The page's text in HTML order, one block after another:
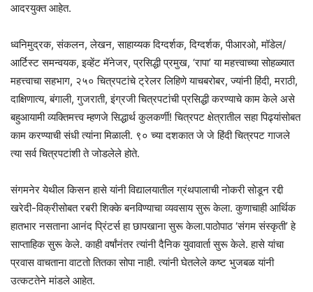
आदरयुक्त आहेत.
ध्वनिमुद्रक, संकलन, लेखन, साहाय्यक दिग्दर्शक, दिग्दर्शक, पीआरओ, मॉडेल/
आर्टिस्ट समन्वयक, इव्हेंट मॅनेजर, प्रसिद्धी प्रमुख, ‘रापा’ या महत्त्वाच्या सोहळ्यात
महत्त्वाचा सहभाग, २५० चित्रपटांचे ट्रेलर लिहिणे याचबरोबर, ज्यांनी हिंदी, मराठी,
दाक्षिणात्य, बंगाली, गुजराती, इंग्रजी चित्रपटांची प्रसिद्धी करण्याचे काम केले असे
बहुआयामी व्यक्तिमत्त्व म्हणजे सिद्धार्थ कुलकर्णी! चित्रपट क्षेत्रातील सहा पिढ्यांसोबत
काम करण्याची संधी त्यांना मिळाली. ९० च्या दशकात जे जे हिंदी चित्रपट गाजले
त्या सर्व चित्रपटांशी ते जोडलेले होते.
संगमनेर येथील किसन हासे यांनी विद्यालयातील ग्रंथपालाची नोकरी सोडून रद्दी
खरेदी-विक्रीसोबत रबरी शिक्के बनविण्याचा व्यवसाय सुरू केला. कुणाचाही आर्थिक
हातभार नसताना आनंद प्रिंटर्स हा छापखाना सुरू केला.पाठोपाठ ‘संगम संस्कृती’ हे
साप्ताहिक सुरू केले. काही वर्षांनंतर त्यांनी दैनिक युवावार्ता सुरू केले. हासे यांचा
प्रवास वाचताना वाटतो तितका सोपा नाही. त्यांनी घेतलेले कष्ट भुजबळ यांनी
उत्कटतेने मांडले आहेत.